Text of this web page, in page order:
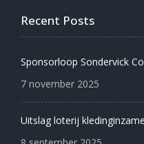
Recent Posts
Sponsorloop Sondervick
7 november 2025
Uitslag loterij